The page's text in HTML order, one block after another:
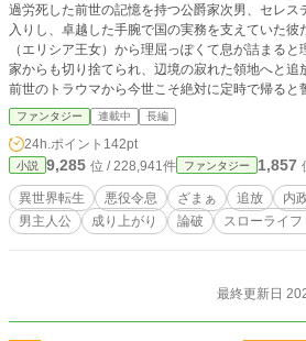
過労死した前世の記憶を持つ公爵家次男、セレスティア
入りし、卓越した手腕で国の実務を支えていた
（エリシア王女）から理屈っぽくて息が詰まる
家からも切り捨てられ、辺境の寂れた領地へと追放され
前世のトラウマから今世こそ絶対に定時で帰ると
これをスローライフへの好機と捉える。 赴任先の領地は、不正代官が領民から
搾取する地獄のような環境だったが、彼は圧倒的
殺。 有能だが不遇をかこっていた元女騎士、計算
ど、優秀な女性たちを次々と見出して登用し、領
酬をもたらす改革を断行していく。 結果、領民の意欲は爆発的に向上し、辺境
領は莫大な富を生む大国へと急成長を遂げてしまう。 一方、有能な実務
失い経済破綻寸前の王都では、焦った元妻たちが
そして知略。 大人の男の圧倒的な手腕で、無能
破する、異世界領地改革ファンタジー開幕！
ファンタジー 連載中 長編
24h.ポイント 142pt
小説 9,285 位 / 228,941件 ファンタジー 1,857
異世界転生 悪役令息 ざまぁ 追放 内
男主人公
成り上がり 論破 スローライフ
最終更新日